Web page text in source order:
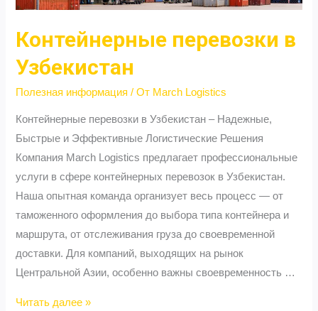
Контейнерные перевозки в
Узбекистан
Полезная информация / От March Logistics
Контейнерные перевозки в Узбекистан – Надежные,
Быстрые и Эффективные Логистические Решения
Компания March Logistics предлагает профессиональные
услуги в сфере контейнерных перевозок в Узбекистан.
Наша опытная команда организует весь процесс — от
таможенного оформления до выбора типа контейнера и
маршрута, от отслеживания груза до своевременной
доставки. Для компаний, выходящих на рынок
Центральной Азии, особенно важны своевременность …
Контейнерные
Читать далее »